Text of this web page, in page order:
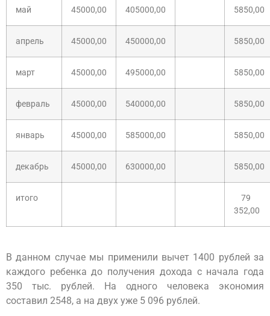
май 45000,00 405000,00 5850,00
апрель 45000,00 450000,00 5850,00
март 45000,00 495000,00 5850,00
февраль 45000,00 540000,00 5850,00
январь 45000,00 585000,00 5850,00
декабрь 45000,00 630000,00 5850,00
итого
79
352,00
В данном случае мы применили вычет 1400 рублей за
каждого ребенка до получения дохода с начала года
350 тыс. рублей. На одного человека экономия
составил 2548, а на двух уже 5 096 рублей.